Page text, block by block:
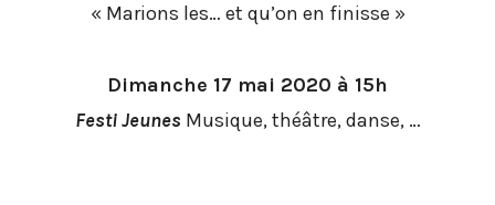
« Marions les… et qu’on en finisse »
Dimanche 17 mai 2020 à 15h
Festi Jeunes Musique, théâtre, danse, …